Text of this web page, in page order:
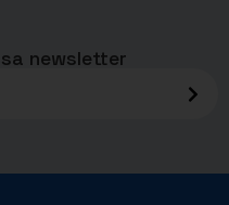
newsletter